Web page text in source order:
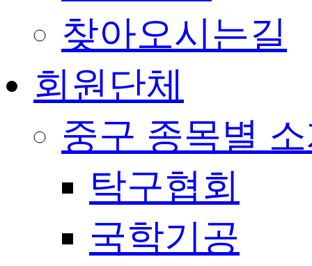
찾아오시는길
회원단체
중구 종목별
탁구협회
국학기공